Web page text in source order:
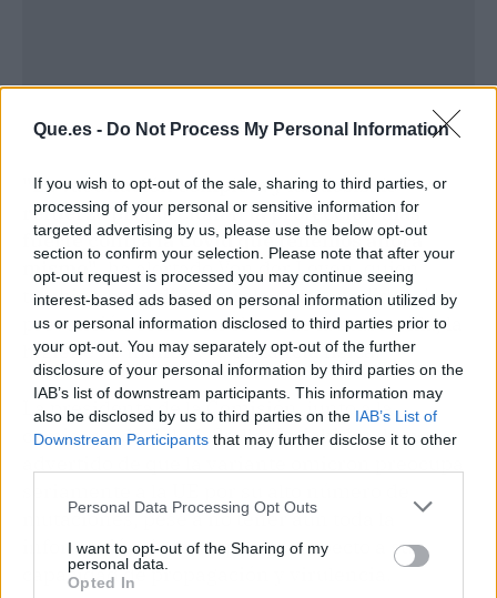
Que.es - Do Not Process My Personal Information
If you wish to opt-out of the sale, sharing to third parties, or
processing of your personal or sensitive information for
targeted advertising by us, please use the below opt-out
section to confirm your selection. Please note that after your
opt-out request is processed you may continue seeing
interest-based ads based on personal information utilized by
us or personal information disclosed to third parties prior to
your opt-out. You may separately opt-out of the further
disclosure of your personal information by third parties on the
IAB’s list of downstream participants. This information may
also be disclosed by us to third parties on the IAB’s List of
Downstream Participants that may further disclose it to other
Personal Data Processing Opt Outs
I want to opt-out of the Sharing of my
personal data.
Opted In
"La vacunación completa y las dosis de
refuerzo proporcionan la protección más
fuerte contra la Covid que tenemos ahora
mismo", ha alertado Von der Leyen, quien
también ha pedido no relajar las medidas de
prevención como son el uso de la mascarilla, la
higiene de manos y la distancia física.
La presidenta de la Comisión, junto a la
comisaria de Salud, Stella Kyriakides, han
mutaciones, pese a no tener aún toda la
información de los expertos respecto a su
capacidad de propagación y virulencia.